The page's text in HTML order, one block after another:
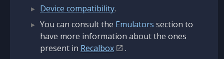
Device compatibility.
You can consult the Emulators section to
have more information about the ones
present in Recalbox
.